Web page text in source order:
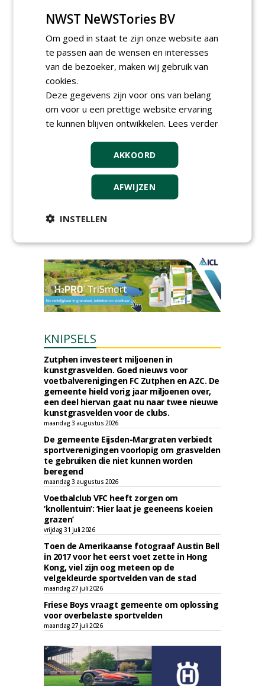
TENDERS
Gemeente Bergen gunt herinrichting
sportpark Hogedijk - VV Egmond te
Egmond-Binnen aan Compeer Infra.
vrijdag 31 juli 2026
Gemeente Dordrecht gunt veldrenovaties
sportpark Schildman aan CSC Sport.
donderdag 30 juli 2026
Gemeente Maastricht gunt aanleg
woensdag 29 juli 2026
Gemeente Westerveld gunt
raamovereenkomst onderhoud sportvelden
aan Bouma Sport en Groen.
graszaden en meststoffen aan Vitagro.
KNIPSELS
Zutphen investeert miljoenen in
kunstgrasvelden. Goed nieuws voor
voetbalverenigingen FC Zutphen en AZC. De
gemeente hield vorig jaar miljoenen over,
een deel hiervan gaat nu naar twee nieuwe
kunstgrasvelden voor de clubs.
maandag 3 augustus 2026
De gemeente Eijsden-Margraten verbiedt
sportverenigingen voorlopig om grasvelden
te gebruiken die niet kunnen worden
beregend
maandag 3 augustus 2026
Voetbalclub VFC heeft zorgen om
‘knollentuin’: ‘Hier laat je geeneens koeien
grazen’
vrijdag 31 juli 2026
Toen de Amerikaanse fotograaf Austin Bell
in 2017 voor het eerst voet zette in Hong
Kong, viel zijn oog meteen op de
velgekleurde sportvelden van de stad
maandag 27 juli 2026
Friese Boys vraagt gemeente om oplossing
voor overbelaste sportvelden
maandag 27 juli 2026
NWST NeWSTories BV
Om goed in staat te zijn onze website aan
te passen aan de wensen en interesses
van de bezoeker, maken wij gebruik van
cookies.
Deze gegevens zijn voor ons van belang
om voor u een prettige website ervaring
te kunnen blijven ontwikkelen. Lees verder
AKKOORD
AFWIJZEN
INSTELLEN